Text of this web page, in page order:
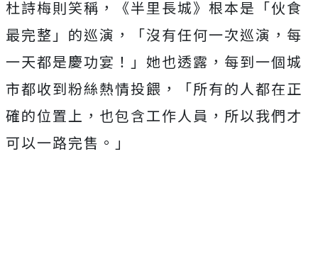
杜詩梅則笑稱，《半里長城》根本是「伙食
最完整」的巡演，「沒有任何一次巡演，每
一天都是慶功宴！」她也透露，每到一個城
市都收到粉絲熱情投餵，「所有的人都在正
確的位置上，也包含工作人員，所以我們才
可以一路完售。」